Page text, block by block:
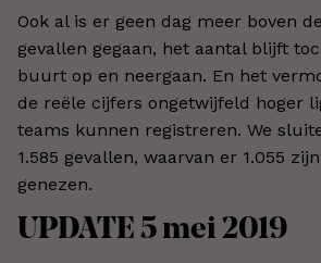
Ook al is er geen dag meer boven
gevallen gegaan, het aantal blijft
buurt op en neergaan. En het
de reële cijfers ongetwijfeld hoger
teams kunnen registreren. We
1.585 gevallen, waarvan er 1.055
genezen.
UPDATE 5 mei 2019